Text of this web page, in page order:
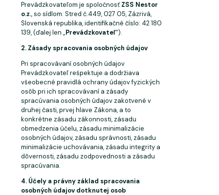
Prevádzkovateľom je spoločnosť ZSS Nestor
o.z., so sídlom: Stred č.449, 027 05, Zázrivá,
Slovenská republika, identifikačné číslo: 42 180
139, (ďalej len „Prevádzkovateľ“).
2. Zásady spracovania osobných údajov
Pri spracovávaní osobných údajov
Prevádzkovateľ rešpektuje a dodržiava
všeobecné pravidlá ochrany údajov fyzických
osôb pri ich spracovávaní a zásady
spracúvania osobných údajov zakotvené v
druhej časti, prvej hlave Zákona, a to
konkrétne zásadu zákonnosti, zásadu
obmedzenia účelu, zásadu minimalizácie
osobných údajov, zásadu správnosti, zásadu
minimalizácie uchovávania, zásadu integrity a
dôvernosti, zásadu zodpovednosti a zásadu
spracúvania.
4. Účely a právny základ spracovania
osobných údajov dotknutej osob